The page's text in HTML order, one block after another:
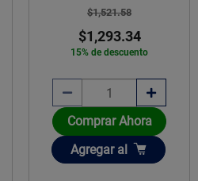
$1,521.58
$1,293.34
15% de descuento
Comprar Ahora
Añadir
Agregar al